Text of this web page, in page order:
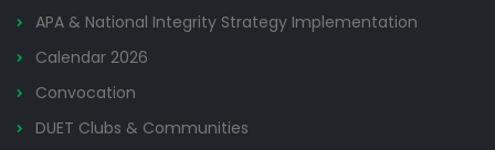
APA & National Integrity Strategy Implementation
Calendar 2026
Convocation
DUET Clubs & Communities